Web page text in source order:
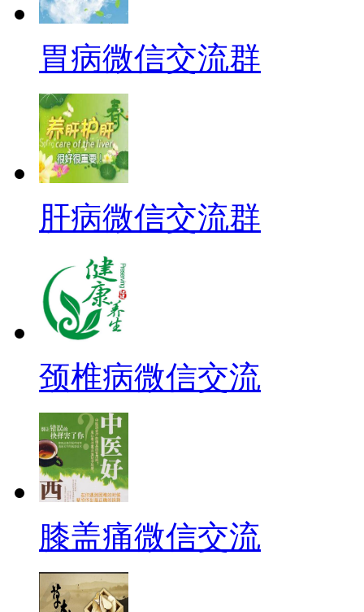
胃病微信交流群
肝病微信交流群
颈椎病微信交流
膝盖痛微信交流